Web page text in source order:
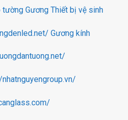
tường Gương Thiết bị vệ sinh
Gương kính